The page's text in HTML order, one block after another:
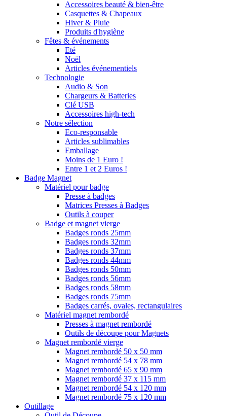
Accessoires beauté & bien-être
Casquettes & Chapeaux
Hiver & Pluie
Produits d'hygiène
Fêtes & événements
Eté
Noël
Articles événementiels
Technologie
Audio & Son
Chargeurs & Batteries
Clé USB
Accessoires high-tech
Notre sélection
Eco-responsable
Articles sublimables
Emballage
Moins de 1 Euro !
Entre 1 et 2 Euros !
Badge Magnet
Matériel pour badge
Presse à badges
Matrices Presses à Badges
Outils à couper
Badge et magnet vierge
Badges ronds 25mm
Badges ronds 32mm
Badges ronds 37mm
Badges ronds 44mm
Badges ronds 50mm
Badges ronds 56mm
Badges ronds 58mm
Badges ronds 75mm
Badges carrés, ovales, rectangulaires
Matériel magnet rembordé
Presses à magnet rembordé
Outils de découpe pour Magnets
Magnet rembordé vierge
Magnet rembordé 50 x 50 mm
Magnet rembordé 54 x 78 mm
Magnet rembordé 65 x 90 mm
Magnet rembordé 37 x 115 mm
Magnet rembordé 54 x 120 mm
Magnet rembordé 75 x 120 mm
Outillage